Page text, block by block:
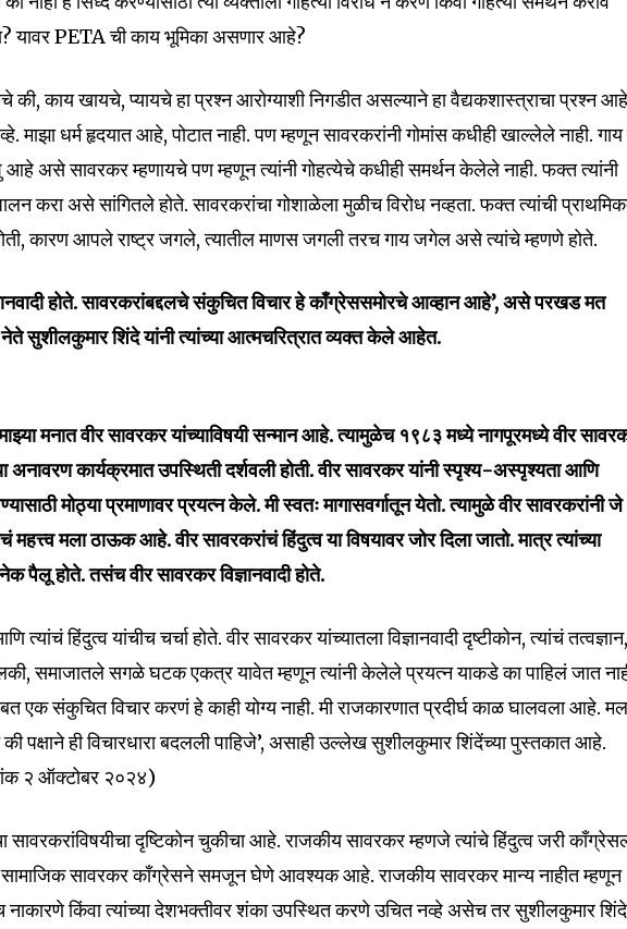
and be part
enter your email address on our website or click
below. Don't worry, we respect your privacy and
inbox. Your information is safe with us.
I've read and
Fans Followers
यावर PETA ची काय भूमिका असणार आहे?
की, काय खायचे, प्यायचे हा प्रश्न आरोग्याशी निगडीत असल्याने हा वैद्यकशास्त्राचा प्रश्न
माझा धर्म हृदयात आहे, पोटात नाही. पण म्हणून सावरकरांनी गोमांस कधीही खाल्लेले नाही. गाय
असे सावरकर म्हणायचे पण म्हणून त्यांनी गोहत्येचे कधीही समर्थन केलेले नाही. फक्त त्यांनी
करा असे सांगितले होते. सावरकरांचा गोशाळेला मुळीच विरोध नव्हता. फक्त त्यांची
होती, कारण आपले राष्ट्र जगले, त्यातील माणस जगली तरच गाय जगेल असे त्यांचे म्हणणे होते.
होते. सावरकरांबद्दलचे संकुचित विचार हे काँग्रेससमोरचे आव्हान आहे’, असे परखड मत
सुशीलकुमार शिंदे यांनी त्यांच्या आत्मचरित्रात व्यक्त केले आहेत.
मनात वीर सावरकर यांच्याविषयी सन्मान आहे. त्यामुळेच १९८३ मध्ये नागपूरमध्ये वीर
अनावरण कार्यक्रमात उपस्थिती दर्शवली होती. वीर सावरकर यांनी स्पृश्य-अस्पृश्यता आणि
मोठ्या प्रमाणावर प्रयत्न केले. मी स्वतः मागासवर्गातून येतो. त्यामुळे वीर सावरकरांनी जे
मला ठाऊक आहे. वीर सावरकरांचं हिंदुत्व या विषयावर जोर दिला जातो. मात्र त्यांच्या
पैलू होते. तसंच वीर सावरकर विज्ञानवादी होते.
त्यांचं हिंदुत्व यांचीच चर्चा होते. वीर सावरकर यांच्यातला विज्ञानवादी दृष्टीकोन, त्यांचं तत्वज्ञान,
समाजातले सगळे घटक एकत्र यावेत म्हणून त्यांनी केलेले प्रयत्न याकडे का पाहिलं जात
एक संकुचित विचार करणं हे काही योग्य नाही. मी राजकारणात प्रदीर्घ काळ घालवला आहे.
पक्षाने ही विचारधारा बदलली पाहिजे’, असाही उल्लेख सुशीलकुमार शिंदेंच्या पुस्तकात आहे.
२ ऑक्टोबर २०२४)
दृष्टिकोन चुकीचा आहे. राजकीय सावरकर म्हणजे त्यांचे हिंदुत्व जरी
सामाजिक सावरकर काँग्रेसने समजून घेणे आवश्यक आहे. राजकीय सावरकर मान्य नाहीत म्हणून
नाकारणे किंवा त्यांच्या देशभक्तीवर शंका उपस्थित करणे उचित नव्हे असेच तर सुशीलकुमार शिंदे